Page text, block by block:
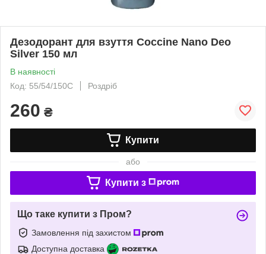
Дезодорант для взуття Coccine Nano Deo
Silver 150 мл
В наявності
Код: 55/54/150C
Роздріб
260 ₴
Купити
або
Купити з
Що таке купити з Пром?
Замовлення під захистом
Доступна доставка